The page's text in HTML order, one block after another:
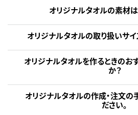
オリジナルタオルの素材
オリジナルタオルの取り扱いサイ
オリジナルタオルを作るときのお
か？
オリジナルタオルの作成・注文の
ださい。